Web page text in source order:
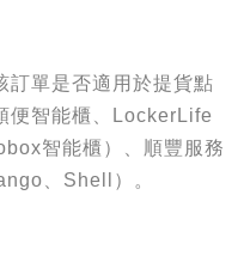
訂單是否適用於提貨點
便智能櫃、LockerLife
智能櫃）、順豐服務
、Shell）。